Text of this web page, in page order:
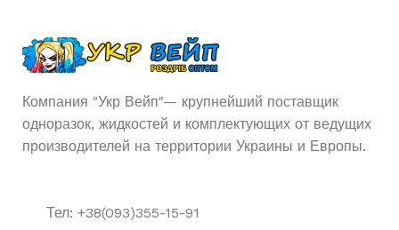
НИКОТИНА
ОБЪЁМ ЖИДКОСТИ
мл
ТИП POD СИСТЕМЫ Одноразовая
ТИП POD СИСТЕМЫ
ВКУСЫ Арбуз,Лимон
Компания "Укр Вейп"— крупнейший поставщик
одноразок, жидкостей и комплектующих от ведущих
производителей на территории Украины и Европы.
Тел: +38(093)355-15-91